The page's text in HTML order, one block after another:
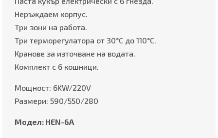
Неръждаем корпус.
Три зони на работа.
Три терморегулатора от 30°C до 110°C.
Кранове за източване на водата.
Комплект с 6 кошници.
Мощност: 6KW/220V
Размери: 590/550/280
Модел: HEN-6A